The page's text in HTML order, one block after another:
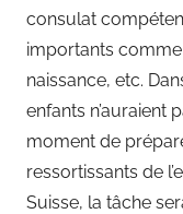
consulat
importants
naissance, etc.
enfants n’auraient
moment de
ressortissants de
Suisse, la tâche